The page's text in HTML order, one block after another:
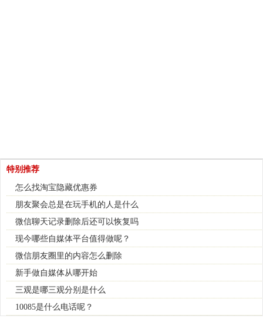
特别推荐
怎么找淘宝隐藏优惠券
朋友聚会总是在玩手机的人是什么
微信聊天记录删除后还可以恢复吗
现今哪些自媒体平台值得做呢？
微信朋友圈里的内容怎么删除
新手做自媒体从哪开始
三观是哪三观分别是什么
10085是什么电话呢？